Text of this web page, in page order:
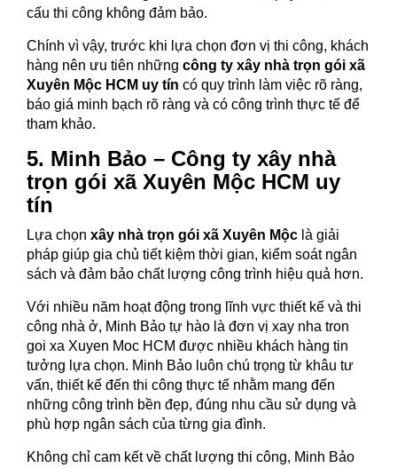
cấu thi công không đảm bảo.
Chính vì vậy, trước khi lựa chọn đơn vị thi công, khách
hàng nên ưu tiên những công ty xây nhà trọn gói xã
Xuyên Mộc HCM uy tín có quy trình làm việc rõ ràng,
báo giá minh bạch rõ ràng và có công trình thực tế để
tham khảo.
5. Minh Bảo – Công ty xây nhà
trọn gói xã Xuyên Mộc HCM uy
tín
Lựa chọn xây nhà trọn gói xã Xuyên Mộc là giải
pháp giúp gia chủ tiết kiệm thời gian, kiểm soát ngân
sách và đảm bảo chất lượng công trình hiệu quả hơn.
Với nhiều năm hoạt động trong lĩnh vực thiết kế và thi
công nhà ở, Minh Bảo tự hào là đơn vị xay nha tron
goi xa Xuyen Moc HCM được nhiều khách hàng tin
tưởng lựa chọn. Minh Bảo luôn chú trọng từ khâu tư
vấn, thiết kế đến thi công thực tế nhằm mang đến
những công trình bền đẹp, đúng nhu cầu sử dụng và
phù hợp ngân sách của từng gia đình.
Không chỉ cam kết về chất lượng thi công, Minh Bảo